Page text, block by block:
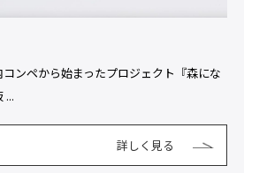
ンペから始まったプロジェクト『森にな
...
詳しく見る